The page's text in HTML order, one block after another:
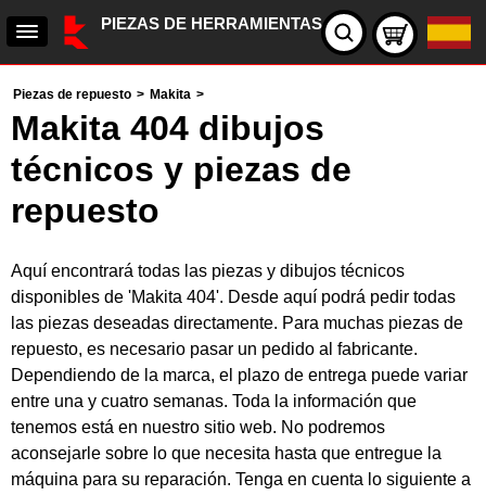
PIEZAS DE HERRAMIENTAS
Piezas de repuesto > Makita >
Makita 404 dibujos
técnicos y piezas de
repuesto
Aquí encontrará todas las piezas y dibujos técnicos
disponibles de 'Makita 404'. Desde aquí podrá pedir todas
las piezas deseadas directamente. Para muchas piezas de
repuesto, es necesario pasar un pedido al fabricante.
Dependiendo de la marca, el plazo de entrega puede variar
entre una y cuatro semanas. Toda la información que
tenemos está en nuestro sitio web. No podremos
aconsejarle sobre lo que necesita hasta que entregue la
máquina para su reparación. Tenga en cuenta lo siguiente a